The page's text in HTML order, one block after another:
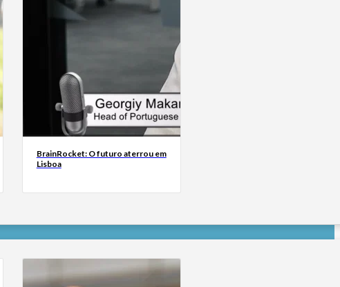
BrainRocket: O futuro aterrou em
Lisboa